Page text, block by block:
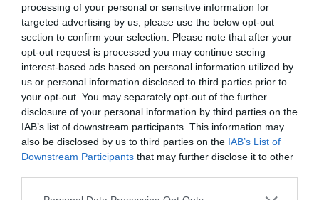
processing of your personal or sensitive information for
targeted advertising by us, please use the below opt-out
section to confirm your selection. Please note that after your
opt-out request is processed you may continue seeing
interest-based ads based on personal information utilized by
us or personal information disclosed to third parties prior to
your opt-out. You may separately opt-out of the further
disclosure of your personal information by third parties on the
IAB’s list of downstream participants. This information may
also be disclosed by us to third parties on the IAB’s List of
Downstream Participants that may further disclose it to other
Doppelbettzimmer Superior 2 PREISE ANZEIGEN
Familienzimmer (2 Erwachsene + 2
Kinder)
4 PREISE ANZEIGEN
Die 58 Zimmer des Hotels, größtenteils mit Parkettboden, sind mit bestem
Vier-Sterne-Komfort ausgestattet.
Die großen, gemütlichen Superior-Zimmer sind in warmen Farbtönen, mit
edlen Textilien und Kirschholzmöbeln geschmackvoll eingerichtet.
Viele der Zimmer verfügen über elegante Marmor-Bäder.
Dank des kabellosen Internetzugangs der neuesten Generation und dem